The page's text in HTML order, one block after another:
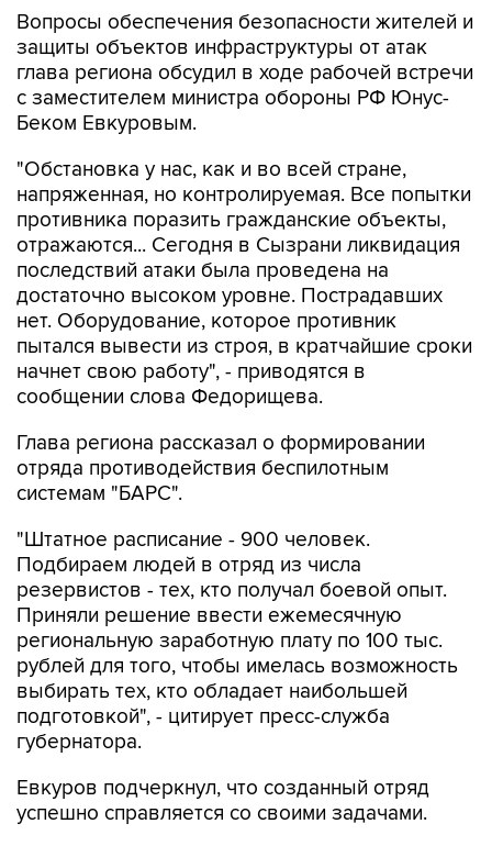
Вопросы обеспечения безопасности жителей и
защиты объектов инфраструктуры от атак
глава региона обсудил в ходе рабочей встречи
с заместителем министра обороны РФ Юнус-
Беком Евкуровым.
"Обстановка у нас, как и во всей стране,
напряженная, но контролируемая. Все попытки
противника поразить гражданские объекты,
отражаются... Сегодня в Сызрани ликвидация
последствий атаки была проведена на
достаточно высоком уровне. Пострадавших
нет. Оборудование, которое противник
пытался вывести из строя, в кратчайшие сроки
начнет свою работу", - приводятся в
сообщении слова Федорищева.
Глава региона рассказал о формировании
отряда противодействия беспилотным
системам "БАРС".
"Штатное расписание - 900 человек.
Подбираем людей в отряд из числа
резервистов - тех, кто получал боевой опыт.
Приняли решение ввести ежемесячную
региональную заработную плату по 100 тыс.
рублей для того, чтобы имелась возможность
выбирать тех, кто обладает наибольшей
подготовкой", - цитирует пресс-служба
губернатора.
Евкуров подчеркнул, что созданный отряд
успешно справляется со своими задачами.